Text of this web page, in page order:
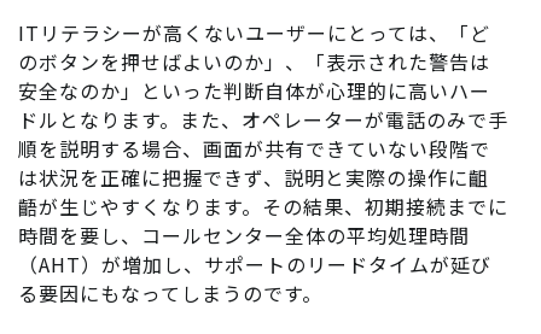
ITリテラシーが高くないユーザーにとっては、「ど
のボタンを押せばよいのか」、「表示された警告は
安全なのか」といった判断自体が心理的に高いハー
ドルとなります。また、オペレーターが電話のみで手
順を説明する場合、画面が共有できていない段階で
は状況を正確に把握できず、説明と実際の操作に齟
齬が生じやすくなります。その結果、初期接続までに
時間を要し、コールセンター全体の平均処理時間
（AHT）が増加し、サポートのリードタイムが延び
る要因にもなってしまうのです。